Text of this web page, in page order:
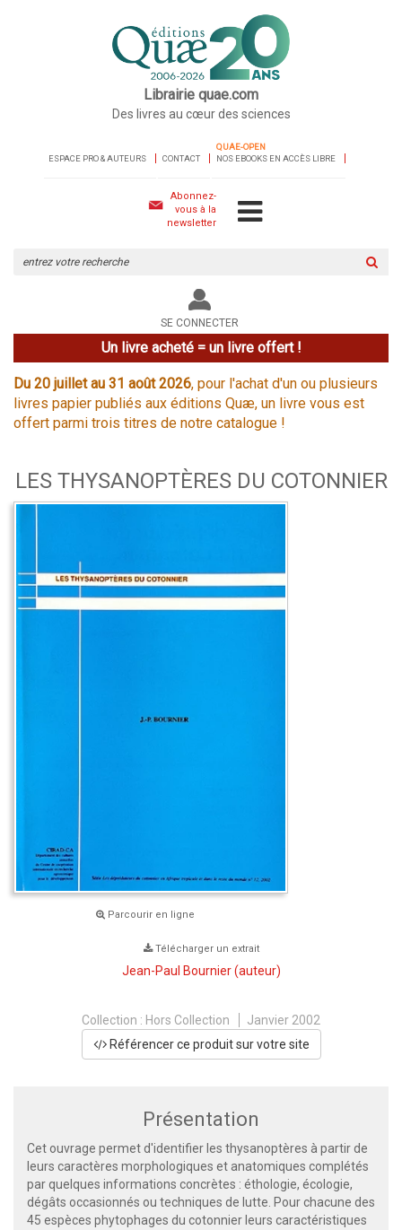
Librairie quae.com
Des livres au cœur des sciences
ESPACE PRO & AUTEURS CONTACT
QUAE-OPEN
NOS EBOOKS EN ACCÈS LIBRE
Abonnez-
vous à la
newsletter
le
site
SE CONNECTER
Un livre acheté = un livre offert !
Du 20 juillet au 31 août 2026, pour l'achat d'un ou plusieurs
livres papier publiés aux éditions Quæ, un livre vous est
offert parmi trois titres de notre catalogue !
LES THYSANOPTÈRES DU COTONNIER
Parcourir en ligne
Télécharger un extrait
Jean-Paul Bournier(auteur)
Collection : Hors Collection
Janvier 2002
Référencer ce produit sur votre site
Présentation
Cet ouvrage permet d'identifier les thysanoptères à partir de
leurs caractères morphologiques et anatomiques complétés
par quelques informations concrètes : éthologie, écologie,
dégâts occasionnés ou techniques de lutte. Pour chacune des
45 espèces phytophages du cotonnier leurs caractéristiques